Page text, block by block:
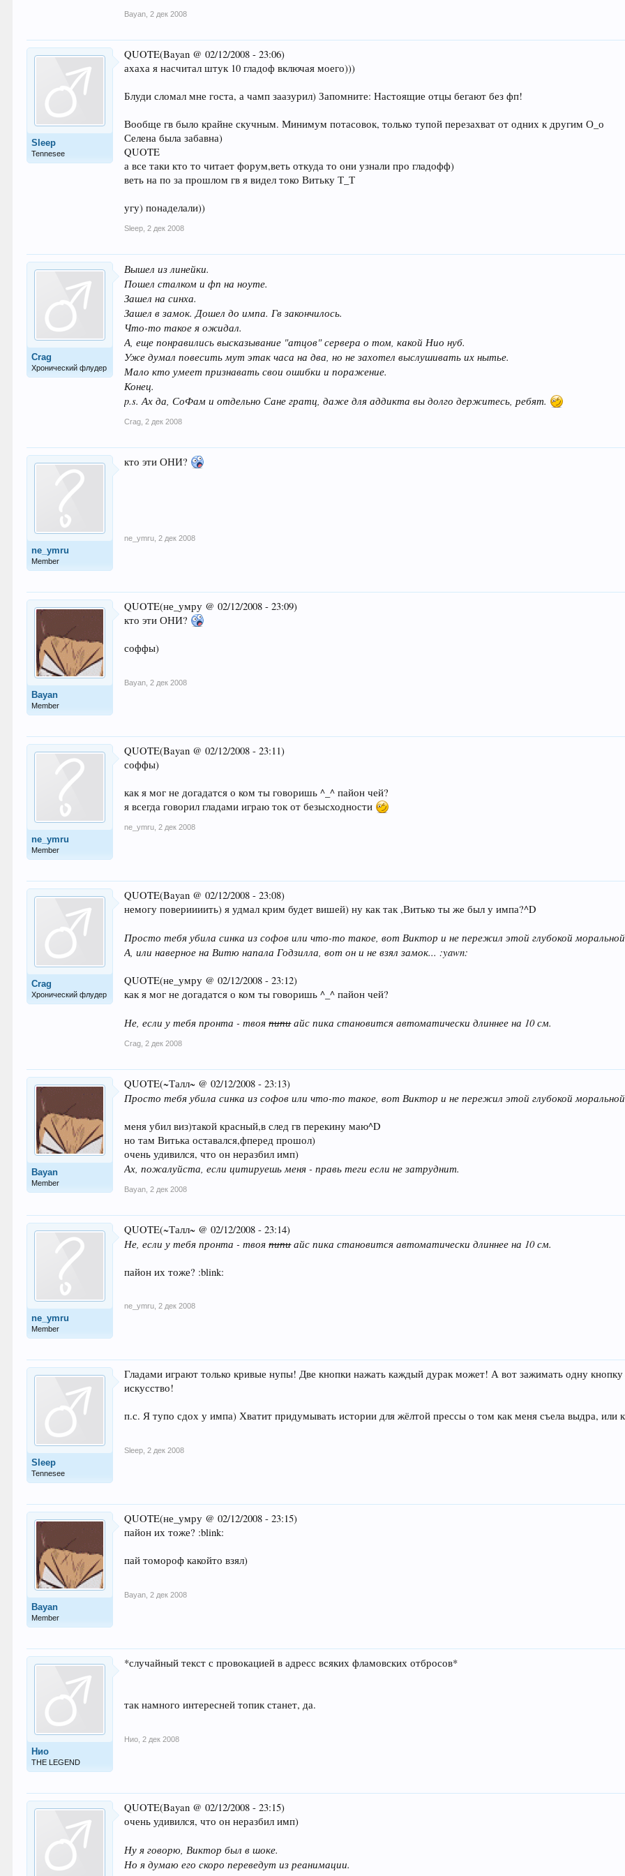
Bayan 2 дек 2008
Sleep
Tennesee
QUOTE(Bayan @ 02/12/2008 - 23:06)
ахаха я насчитал штук 10 гладоф включая моего)))
Блуди сломал мне госта, а чамп заазурил) Запомните: Настоящие отцы бегают без фп!
Вообще гв было крайне скучным. Минимум потасовок, только тупой перезахват от одних к другим О_о
Селена была забавна)
QUOTE
а все таки кто то читает форум,веть откуда то они узнали про гладофф)
веть на по за прошлом гв я видел токо Витьку Т_Т
угу) понаделали))
Sleep 2 дек 2008
Crag
Хронический флудер
Вышел из линейки.
Пошел сталком и фп на ноуте.
Зашел на синха.
Зашел в замок. Дошел до импа. Гв закончилось.
Что-то такое я ожидал.
А, еще понравились высказывание "атцов" сервера о том, какой Нио нуб.
Уже думал повесить мут этак часа на два, но не захотел выслушивать их нытье.
Мало кто умеет признавать свои ошибки и поражение.
Конец.
p.s. Ах да, СоФам и отдельно Сане гратц, даже для аддикта вы долго держитесь, ребят.
Crag 2 дек 2008
ne_ymru
Member
кто эти ОНИ?
ne_ymru 2 дек 2008
Bayan
Member
QUOTE(не_умру @ 02/12/2008 - 23:09)
кто эти ОНИ?
соффы)
Bayan 2 дек 2008
ne_ymru
Member
QUOTE(Bayan @ 02/12/2008 - 23:11)
соффы)
как я мог не догадатся о ком ты говоришь ^_^ пайон чей?
я всегда говорил гладами играю ток от безысходности
ne_ymru 2 дек 2008
Crag
Хронический флудер
QUOTE(Bayan @ 02/12/2008 - 23:08)
немогу повериииить) я удмал крим будет вишей) ну как так ,Витько ты же был у импа?^D
Просто тебя убила синка из софов или что-то такое, вот Виктор и не пережил этой глубокой
А, или наверное на Витю напала Годзилла, вот он и не взял замок... :yawn:
QUOTE(не_умру @ 02/12/2008 - 23:12)
как я мог не догадатся о ком ты говоришь ^_^ пайон чей?
Не, если у тебя пронта - твояпипиайс пика становится автоматически длиннее на 10 см.
Crag 2 дек 2008
Bayan
Member
QUOTE(~Талл~ @ 02/12/2008 - 23:13)
Просто тебя убила синка из софов или что-то такое, вот Виктор и не пережил этой глубокой
меня убил виз)такой красный,в след гв перекину маю^D
но там Витька оставался,фперед прошол)
очень удивился, что он неразбил имп)
Ах, пожалуйста, если цитируешь меня - правь теги если не затруднит.
Bayan 2 дек 2008
ne_ymru
Member
QUOTE(~Талл~ @ 02/12/2008 - 23:14)
Не, если у тебя пронта - твояпипиайс пика становится автоматически длиннее на 10 см.
пайон их тоже? :blink:
ne_ymru 2 дек 2008
Sleep
Tennesee
Гладами играют только кривые нупы! Две кнопки нажать каждый дурак может! А вот зажимать одну
искусство!
п.с. Я тупо сдох у импа) Хватит придумывать истории для жёлтой прессы о том как меня съела выдра, или
Sleep 2 дек 2008
Bayan
Member
QUOTE(не_умру @ 02/12/2008 - 23:15)
пайон их тоже? :blink:
пай томороф какойто взял)
Bayan 2 дек 2008
Нио
THE LEGEND
*случайный текст с провокацией в адресс всяких фламовских отбросов*
так намного интересней топик станет, да.
Нио 2 дек 2008
QUOTE(Bayan @ 02/12/2008 - 23:15)
очень удивился, что он неразбил имп)
Ну я говорю, Виктор был в шоке.
Но я думаю его скоро переведут из реанимации.